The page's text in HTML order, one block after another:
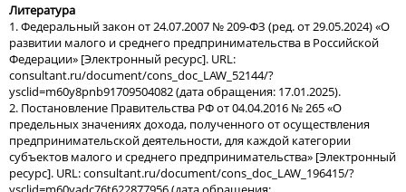
Литература
1. Федеральный закон от 24.07.2007 № 209-ФЗ (ред. от 29.05.2024) «О
развитии малого и среднего предпринимательства в Российской
Федерации» [Электронный ресурс]. URL:
consultant.ru/document/cons_doc_LAW_52144/?
ysclid=m60y8pnb91709504082 (дата обращения: 17.01.2025).
2. Постановление Правительства РФ от 04.04.2016 № 265 «О
предельных значениях дохода, полученного от осуществления
предпринимательской деятельности, для каждой категории
субъектов малого и среднего предпринимательства» [Электронный
ресурс]. URL: consultant.ru/document/cons_doc_LAW_196415/?